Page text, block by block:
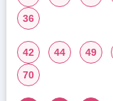
36
42 44 49
70